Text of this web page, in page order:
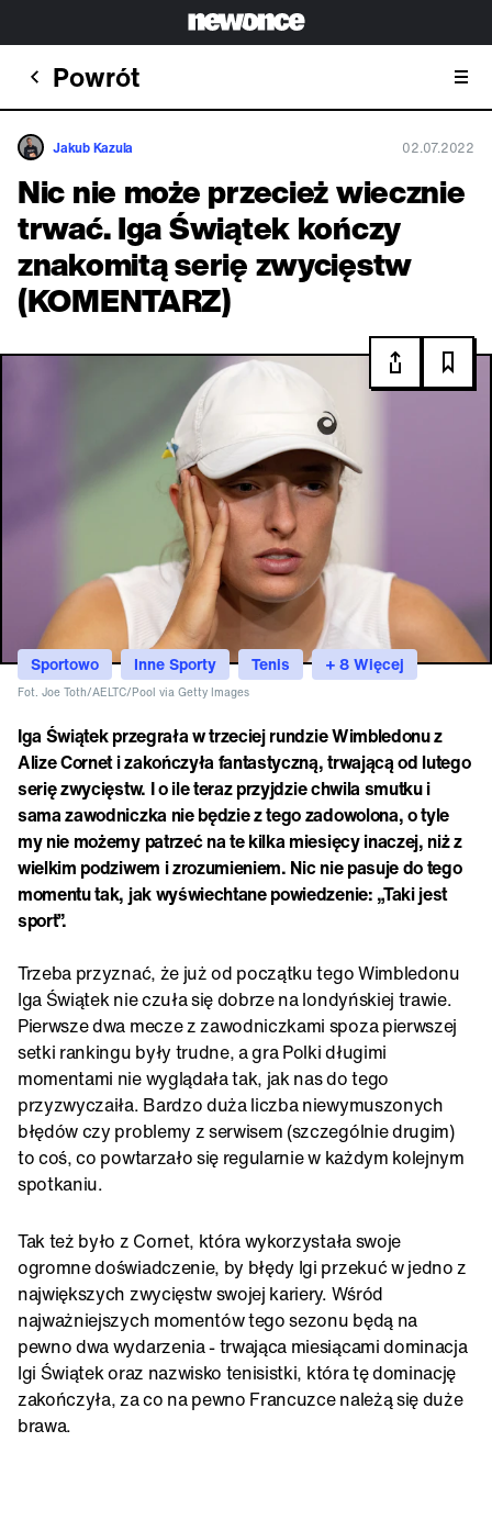
Powrót
Jakub Kazula 02.07.2022
Nic nie może przecież wiecznie
trwać. Iga Świątek kończy
znakomitą serię zwycięstw
(KOMENTARZ)
Sportowo Inne Sporty Tenis + 8 Więcej
Fot. Joe Toth/AELTC/Pool via Getty Images
Iga Świątek przegrała w trzeciej rundzie Wimbledonu z
Alize Cornet i zakończyła fantastyczną, trwającą od lutego
serię zwycięstw. I o ile teraz przyjdzie chwila smutku i
sama zawodniczka nie będzie z tego zadowolona, o tyle
my nie możemy patrzeć na te kilka miesięcy inaczej, niż z
wielkim podziwem i zrozumieniem. Nic nie pasuje do tego
momentu tak, jak wyświechtane powiedzenie: „Taki jest
sport”.
Trzeba przyznać, że już od początku tego Wimbledonu
Iga Świątek nie czuła się dobrze na londyńskiej trawie.
Pierwsze dwa mecze z zawodniczkami spoza pierwszej
setki rankingu były trudne, a gra Polki długimi
momentami nie wyglądała tak, jak nas do tego
przyzwyczaiła. Bardzo duża liczba niewymuszonych
błędów czy problemy z serwisem (szczególnie drugim)
to coś, co powtarzało się regularnie w każdym kolejnym
spotkaniu.
Tak też było z Cornet, która wykorzystała swoje
ogromne doświadczenie, by błędy Igi przekuć w jedno z
największych zwycięstw swojej kariery. Wśród
najważniejszych momentów tego sezonu będą na
pewno dwa wydarzenia - trwająca miesiącami dominacja
Igi Świątek oraz nazwisko tenisistki, która tę dominację
zakończyła, za co na pewno Francuzce należą się duże
brawa.